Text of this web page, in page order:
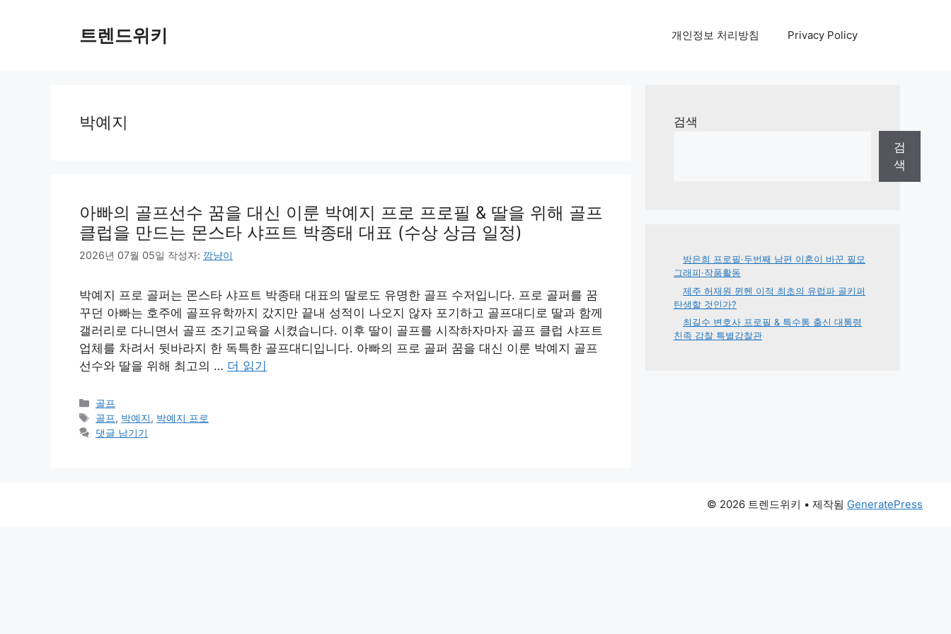
트렌드위키 개인정보 처리방침 Privacy Policy
박예지
아빠의 골프선수 꿈을 대신 이룬 박예지 프로 프로필 & 딸을 위해 골프
클럽을 만드는 몬스타 샤프트 박종태 대표 (수상 상금 일정)
2026년 07월 05일 작성자: 깜냥이
박예지 프로 골퍼는 몬스타 샤프트 박종태 대표의 딸로도 유명한 골프 수저입니다. 프로 골퍼를 꿈
꾸던 아빠는 호주에 골프유학까지 갔지만 끝내 성적이 나오지 않자 포기하고 골프대디로 딸과 함께
갤러리로 다니면서 골프 조기교육을 시켰습니다. 이후 딸이 골프를 시작하자마자 골프 클럽 샤프트
업체를 차려서 뒷바라지 한 독특한 골프대디입니다. 아빠의 프로 골퍼 꿈을 대신 이룬 박예지 골프
선수와 딸을 위해 최고의 … 더 읽기
카
테
고
골프
태
그
골프, 박예지, 박예지 프로
댓글 남기기
검색
검
색
방은희 프로필·두번째 남편 이혼이 바꾼 필모
그래피·작품활동
제주 허재원 뮌헨 이적 최초의 유럽파 골키퍼
탄생할 것인가?
최길수 변호사 프로필 & 특수통 출신 대통령
친족 감찰 특별감찰관
© 2026 트렌드위키 • 제작됨 GeneratePress